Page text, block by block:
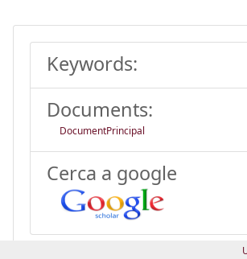
Keywords:
Documents:
DocumentPrincipal
Cerca a google